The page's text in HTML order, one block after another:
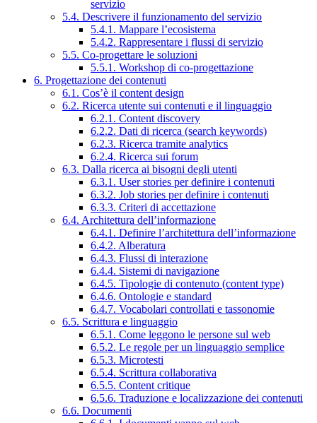
servizio
5.4. Descrivere il funzionamento del servizio
5.4.1. Mappare l’ecosistema
5.4.2. Rappresentare i flussi di servizio
5.5. Co-progettare le soluzioni
5.5.1. Workshop di co-progettazione
6. Progettazione dei contenuti
6.1. Cos’è il content design
6.2. Ricerca utente sui contenuti e il linguaggio
6.2.1. Content discovery
6.2.2. Dati di ricerca (search keywords)
6.2.3. Ricerca tramite analytics
6.2.4. Ricerca sui forum
6.3. Dalla ricerca ai bisogni degli utenti
6.3.1. User stories per definire i contenuti
6.3.2. Job stories per definire i contenuti
6.3.3. Criteri di accettazione
6.4. Architettura dell’informazione
6.4.1. Definire l’architettura dell’informazione
6.4.2. Alberatura
6.4.3. Flussi di interazione
6.4.4. Sistemi di navigazione
6.4.5. Tipologie di contenuto (content type)
6.4.6. Ontologie e standard
6.4.7. Vocabolari controllati e tassonomie
6.5. Scrittura e linguaggio
6.5.1. Come leggono le persone sul web
6.5.2. Le regole per un linguaggio semplice
6.5.3. Microtesti
6.5.4. Scrittura collaborativa
6.5.5. Content critique
6.5.6. Traduzione e localizzazione dei contenuti
6.6. Documenti